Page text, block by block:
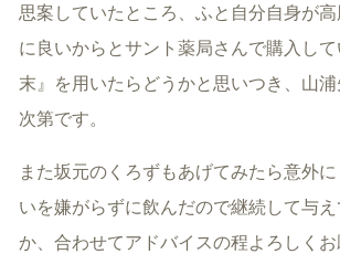
思案していたところ、ふと自分自身が高
に良いからとサント薬局さんで購入し
末』を用いたらどうかと思いつき、山
次第です。
また坂元のくろずもあげてみたら意外
いを嫌がらずに飲んだので継続して与え
か、合わせてアドバイスの程よろしくお